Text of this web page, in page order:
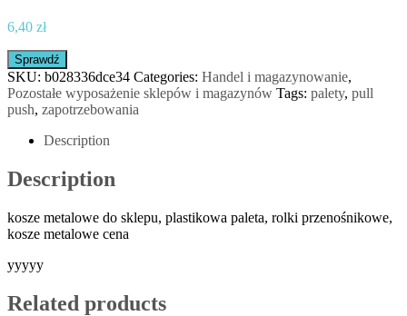
6,40 zł
Sprawdź
SKU: b028336dce34 Categories: Handel i magazynowanie,
Pozostałe wyposażenie sklepów i magazynów Tags: palety, pull
push, zapotrzebowania
Description
Description
kosze metalowe do sklepu, plastikowa paleta, rolki przenośnikowe,
kosze metalowe cena
yyyyy
Related products